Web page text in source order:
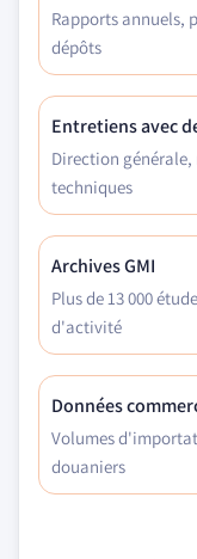
Rapports annuels,
dépôts
Entretiens avec
Direction
techniques
Archives GMI
Plus de 13 000
d'activité
Données
Volumes
douaniers